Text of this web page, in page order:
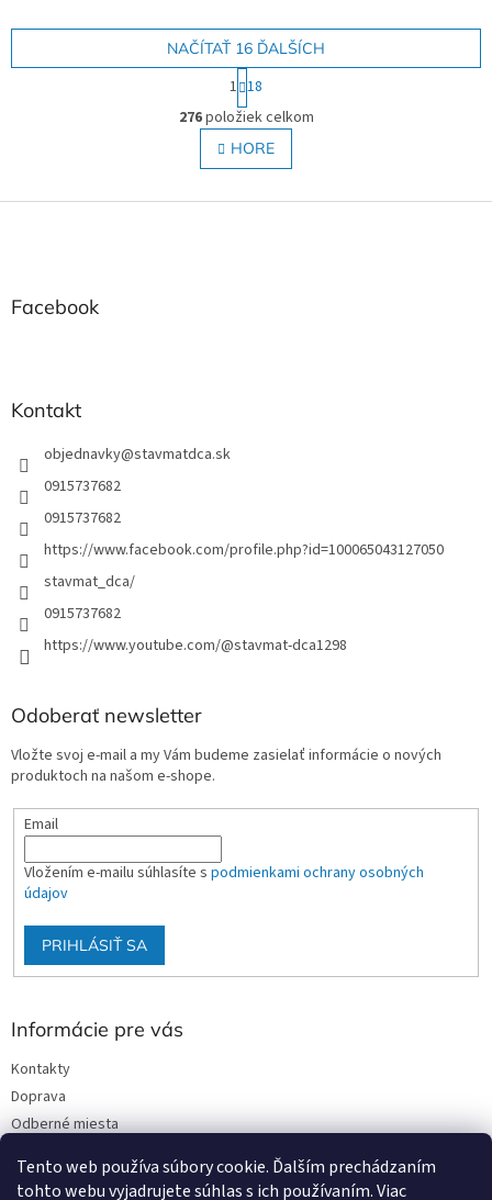
Tento web používa súbory cookie. Ďalším prechádzaním
tohto webu vyjadrujete súhlas s ich používaním. Viac
O
v
l
á
NAČÍTAŤ 16 ĎALŠÍCH
S
t
r
á
n
k
v
1 18
276položiek celkom
HORE
Z
Facebook
Kontakt
objednavky@stavmatdca.sk
0915737682
0915737682
https://www.facebook.com/profile.php?id=100065043127050
stavmat_dca/
0915737682
https://www.youtube.com/@stavmat-dca1298
Odoberať newsletter
Vložte svoj e-mail a my Vám budeme zasielať informácie o nových
produktoch na našom e-shope.
Email
Vložením e-mailu súhlasíte s podmienkami ochrany osobných
údajov
PRIHLÁSIŤ SA
Informácie pre vás
Kontakty
Doprava
Odberné miesta
Obchodné podmienky